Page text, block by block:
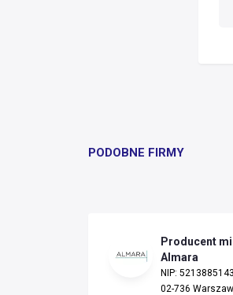
PODOBNE FIRMY
Producent
Almara
NIP:
02-736